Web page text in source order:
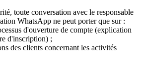
toute conversation avec le responsable
WhatsApp ne peut porter que sur :
d'ouverture de compte (explication
d'inscription) ;
des clients concernant les activités